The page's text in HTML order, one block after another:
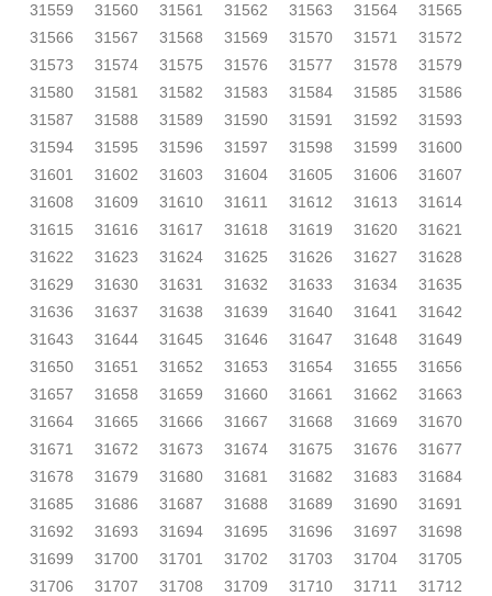
31559
31560 31561 31562 31563 31564
31565
31566
31567 31568 31569 31570 31571
31572
31573
31574 31575 31576 31577 31578
31579
31580
31581 31582 31583 31584 31585
31586
31587
31588 31589 31590 31591 31592
31593
31594
31595 31596 31597 31598 31599
31600
31601
31602 31603 31604 31605 31606
31607
31608
31609 31610 31611 31612 31613
31614
31615
31616 31617 31618 31619 31620
31621
31622
31623 31624 31625 31626 31627
31628
31629
31630 31631 31632 31633 31634
31635
31636
31637 31638 31639 31640 31641
31642
31643
31644 31645 31646 31647 31648
31649
31650
31651 31652 31653 31654 31655
31656
31657
31658 31659 31660 31661 31662
31663
31664
31665 31666 31667 31668 31669
31670
31671
31672 31673 31674 31675 31676
31677
31678
31679 31680 31681 31682 31683
31684
31685
31686 31687 31688 31689 31690
31691
31692
31693 31694 31695 31696 31697
31698
31699
31700 31701 31702 31703 31704
31705
31706
31707 31708 31709 31710 31711
31712